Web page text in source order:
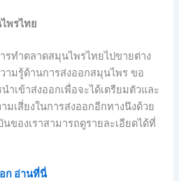
พรไทย
ทำตลาดสมุนไพรไทยไปขายต่าง
ามรู้ด้านการส่งออกสมุนไพร ขอ
ำเข้าส่งออกเพื่อจะได้เตรียมตัวและ
มเสี่ยงในการส่งออกอีกทางนึงด้วย
ของเราสามารถดูรายละเอียดได้ที่
ก อ่านที่นี่